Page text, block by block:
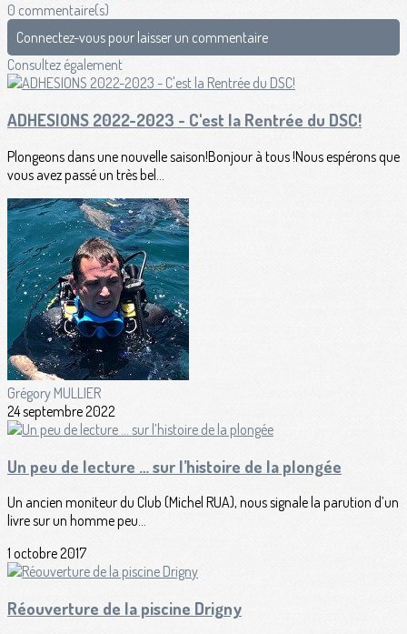
0 commentaire(s)
Connectez-vous pour laisser un commentaire
Consultez également
ADHESIONS 2022-2023 - C'est la Rentrée du DSC!
Plongeons dans une nouvelle saison!Bonjour à tous !Nous espérons que
vous avez passé un très bel...
Grégory MULLIER
24 septembre 2022
Un peu de lecture … sur l’histoire de la plongée
Un ancien moniteur du Club (Michel RUA), nous signale la parution d’un
livre sur un homme peu...
1 octobre 2017
Réouverture de la piscine Drigny